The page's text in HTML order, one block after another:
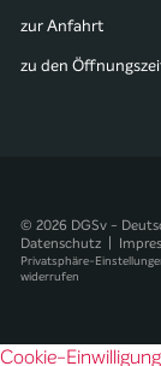
zur Anfahrt
zu den
© 2026 DGSv -
Datenschutz
Privatsphäre-
widerrufen
Cookie-